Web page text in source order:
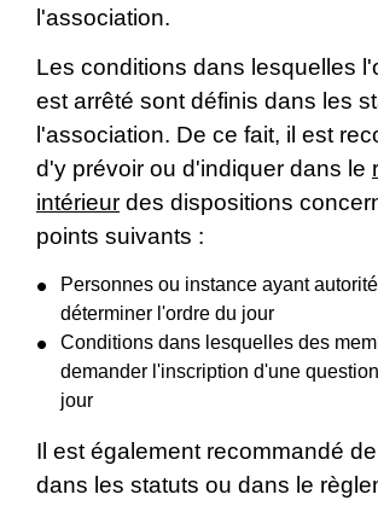
l'association.
Les conditions dans lesquelles
est arrêté sont définis dans les
l'association. De ce fait, il est
d'y prévoir ou d'indiquer dans le
intérieur des dispositions
points suivants :
Personnes ou instance ayant
déterminer l'ordre du jour
Conditions dans lesquelles des
demander l'inscription d'une
jour
Il est également recommandé
dans les statuts ou dans le